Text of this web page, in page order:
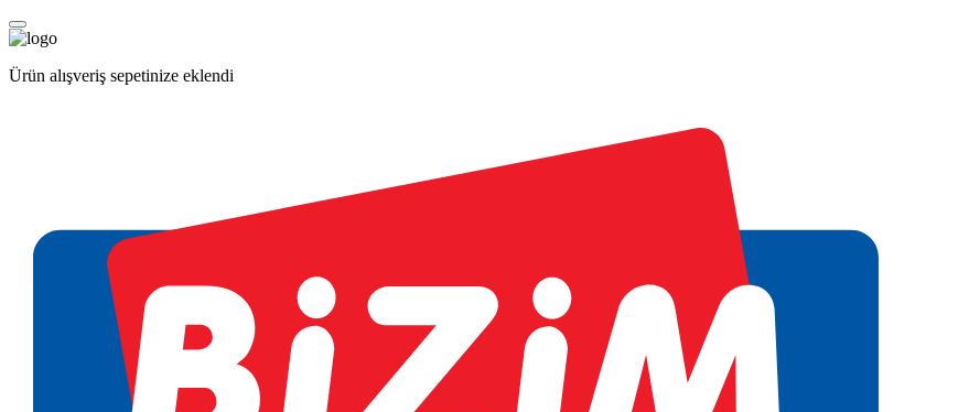
Ürün alışveriş sepetinize eklendi